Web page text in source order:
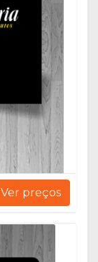
Ver preços